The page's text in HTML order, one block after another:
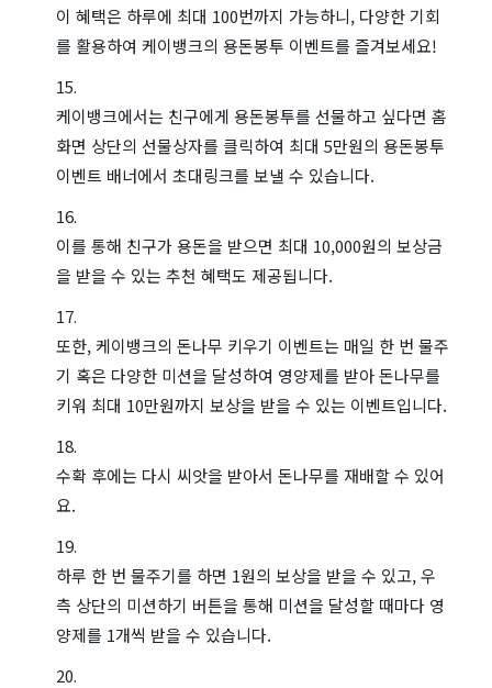
이 혜택은 하루에 최대 100번까지 가능하니, 다양한 기회
를 활용하여 케이뱅크의 용돈봉투 이벤트를 즐겨보세요!
케이뱅크에서는 친구에게 용돈봉투를 선물하고 싶다면 홈
화면 상단의 선물상자를 클릭하여 최대 5만원의 용돈봉투
이벤트 배너에서 초대링크를 보낼 수 있습니다.
이를 통해 친구가 용돈을 받으면 최대 10,000원의 보상금
을 받을 수 있는 추천 혜택도 제공됩니다.
또한, 케이뱅크의 돈나무 키우기 이벤트는 매일 한 번 물주
기 혹은 다양한 미션을 달성하여 영양제를 받아 돈나무를
키워 최대 10만원까지 보상을 받을 수 있는 이벤트입니다.
수확 후에는 다시 씨앗을 받아서 돈나무를 재배할 수 있어
요.
하루 한 번 물주기를 하면 1원의 보상을 받을 수 있고, 우
측 상단의 미션하기 버튼을 통해 미션을 달성할 때마다 영
양제를 1개씩 받을 수 있습니다.